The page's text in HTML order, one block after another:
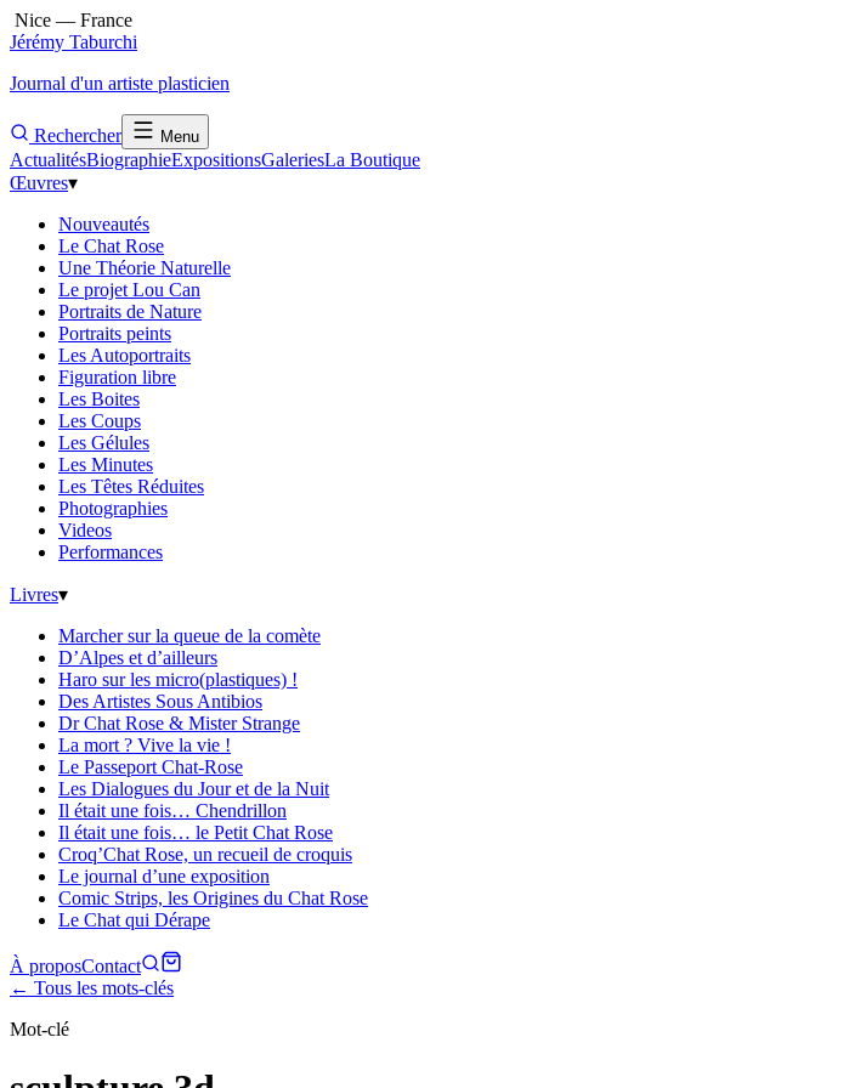
Nice — France
Jérémy Taburchi
Journal d'un artiste plasticien
Rechercher Menu
ActualitésBiographieExpositionsGaleriesLa Boutique
Œuvres▾
Nouveautés
Le Chat Rose
Une Théorie Naturelle
Le projet Lou Can
Portraits de Nature
Portraits peints
Les Autoportraits
Figuration libre
Les Boites
Les Coups
Les Gélules
Les Minutes
Les Têtes Réduites
Photographies
Videos
Performances
Livres▾
Marcher sur la queue de la comète
D’Alpes et d’ailleurs
Haro sur les micro(plastiques) !
Des Artistes Sous Antibios
Dr Chat Rose & Mister Strange
La mort ? Vive la vie !
Le Passeport Chat-Rose
Les Dialogues du Jour et de la Nuit
Il était une fois… Chendrillon
Il était une fois… le Petit Chat Rose
Croq’Chat Rose, un recueil de croquis
Le journal d’une exposition
Comic Strips, les Origines du Chat Rose
Le Chat qui Dérape
À proposContact
← Tous les mots-clés
Mot-clé